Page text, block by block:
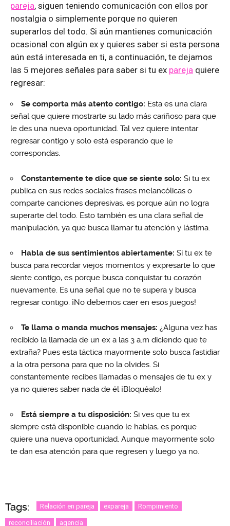
pareja, siguen teniendo comunicación con ellos por
nostalgia o simplemente porque no quieren
superarlos del todo. Si aún mantienes comunicación
ocasional con algún ex y quieres saber si esta persona
aún está interesada en ti, a continuación, te dejamos
las 5 mejores señales para saber si tu ex pareja quiere
regresar:
Se comporta más atento contigo: Esta es una clara
señal que quiere mostrarte su lado más cariñoso para que
le des una nueva oportunidad. Tal vez quiere intentar
regresar contigo y solo está esperando que le
correspondas.
Constantemente te dice que se siente solo: Si tu ex
publica en sus redes sociales frases melancólicas o
comparte canciones depresivas, es porque aún no logra
superarte del todo. Esto también es una clara señal de
manipulación, ya que busca llamar tu atención y lástima.
Habla de sus sentimientos abiertamente: Si tu ex te
busca para recordar viejos momentos y expresarte lo que
siente contigo, es porque busca conquistar tu corazón
nuevamente. Es una señal que no te supera y busca
regresar contigo. ¡No debemos caer en esos juegos!
Te llama o manda muchos mensajes: ¿Alguna vez has
recibido la llamada de un ex a las 3 a.m diciendo que te
extraña? Pues esta táctica mayormente solo busca fastidiar
a la otra persona para que no la olvides. Si
constantemente recibes llamadas o mensajes de tu ex y
ya no quieres saber nada de él ¡Bloquéalo!
Está siempre a tu disposición: Si ves que tu ex
siempre está disponible cuando le hablas, es porque
quiere una nueva oportunidad. Aunque mayormente solo
te dan esa atención para que regresen y luego ya no.
Tags: Relación en pareja expareja Rompimiento
reconciliación agencia